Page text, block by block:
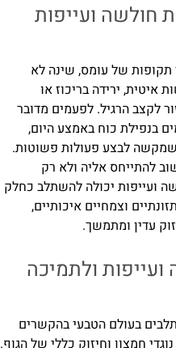
חולשה ועייפות
תקופות של עומס, שינה לא
ירידה בריכוז או
לקצב הרגיל. לפעמים מדובר
בנפילת כוח באמצע היום,
לבצע פעולות פשוטות.
להתייחס אליה ולא רק
ועייפות יכולה להשתלב כחלק
וצמחיים איכותיים,
עדין ומתמשך.
ולתמיכה
בעולם הטבעי בהקשרים
חמצון וחיזוק כללי של הגוף.